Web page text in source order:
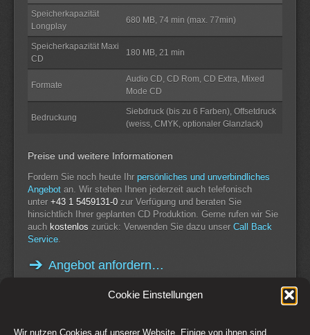
Cookie Einstellungen
Wir nutzen Cookies auf unserer Website. Einige von ihnen sind
Speicherkapazität
Longplay
680 MB, 74 min (max. 77min)
Speicherkapazität Maxi
CD
180 MB, 21 min
Formate
Audio CD, CD Rom, CD Extra, Mixed
Mode CD
Bedruckung
Siebdruck (bis zu 6 Farben), Offsetdruck
(weiss, CMYK, optionaler Glanzlack)
Preise und weitere Informationen
Fordern Sie noch heute Ihr persönliches und unverbindliches
Angebot an. Wir stehen Ihnen jederzeit auch telefonisch
unter +43 1 5459131-0 zur Verfügung und beraten Sie
hinsichtlich Ihrer geplanten CD Produktion. Gerne rufen wir Sie
auch kostenlos zurück: Verwenden Sie dazu unser Call Back
Service
Angebot anfordern…